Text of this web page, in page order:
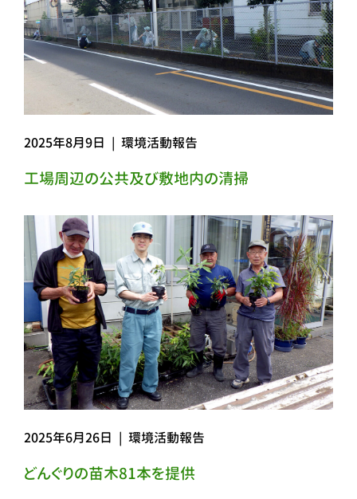
2025年8月9日 | 環境活動報告
工場周辺の公共及び敷地内の清掃
2025年6月26日 | 環境活動報告
どんぐりの苗木81本を提供